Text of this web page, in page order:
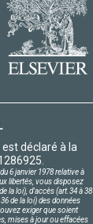
est déclaré à la
6 janvier 1978 relative à
libertés, vous disposez
la loi), d'accès (art.34 à 38
de la loi) des données
exiger que soient
mises à jour ou effacées